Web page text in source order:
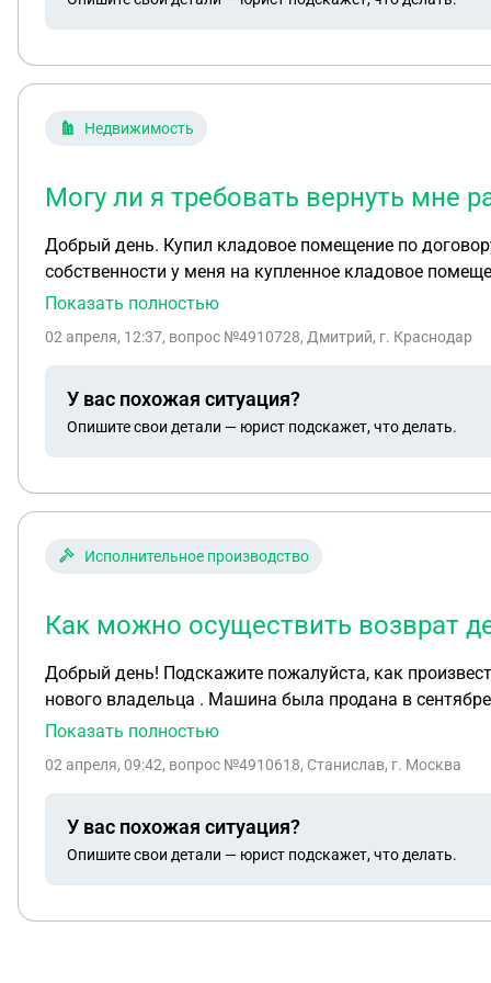
Недвижимость
Могу ли я требовать вернуть мне
Добрый день. Купил кладовое помещение по
собственности у меня на купленное кладовое
документы в Росреестр на регистрацию права
ответ
Показать полностью
02 апреля, 12:37, вопрос №4910728, Дмитрий, г. Краснодар
У вас похожая ситуация?
Опишите свои детали — юрист подскажет, что делать.
Исполнительное производство
Как можно осуществить возврат
Добрый день! Подскажите пожалуйста, как произвести возврат арестованных судебными приставами денег. Арест произошел из-за не оплаченных штрафов
нового владельца . Машина была продана в сентябре 2025 года. Человек, который купил ее, просто катался и набрал 5 штрафов в период с ноября по декабрь.
В феврале 2026 начали арестовываться счета и пришлось оплачивать все
Показать полностью
02 апреля, 09:42, вопрос №4910618, Станислав, г. Москва
У вас похожая ситуация?
Опишите свои детали — юрист подскажет, что делать.